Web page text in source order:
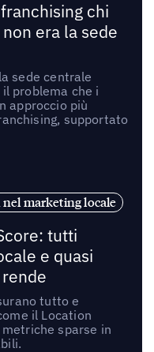
chi
era la sede
sede centrale
il problema che i
approccio più
supportato
nel marketing locale
tutti
e quasi
tutto e
il Location
sparse in